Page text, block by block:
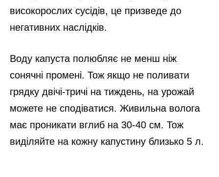
високорослих сусідів, це призведе до
негативних наслідків.
Воду капуста полюбляє не менш ніж
сонячні промені. Тож якщо не поливати
грядку двічі-тричі на тиждень, на урожай
можете не сподіватися. Живильна волога
має проникати вглиб на 30-40 см. Тож
виділяйте на кожну капустину близько 5 л.